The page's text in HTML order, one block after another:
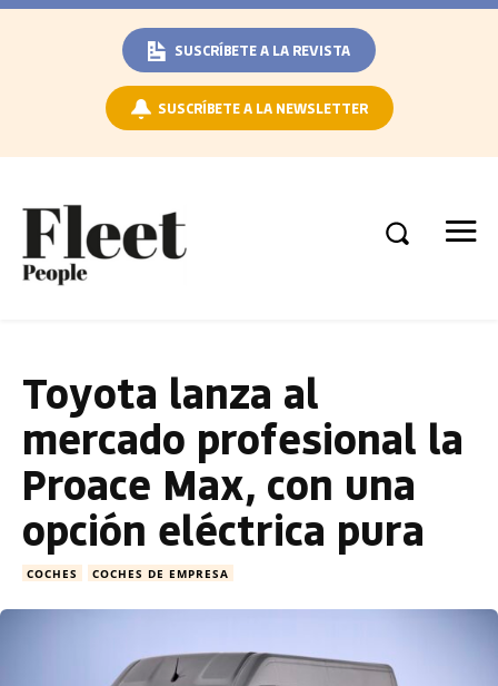
SUSCRÍBETE A LA REVISTA
SUSCRÍBETE A LA NEWSLETTER
Toyota lanza al
mercado profesional la
Proace Max, con una
opción eléctrica pura
COCHES COCHES DE EMPRESA